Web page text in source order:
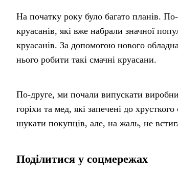
На початку року було багато планів.
круасанів, які вже набрали значної
круасанів. За допомогою нового
нього робити такі смачні круасани.
По-друге, ми почали випускати
горіхи та мед, які запечені до
шукати покупців, але, на жаль, не
Поділитися у соцмережах